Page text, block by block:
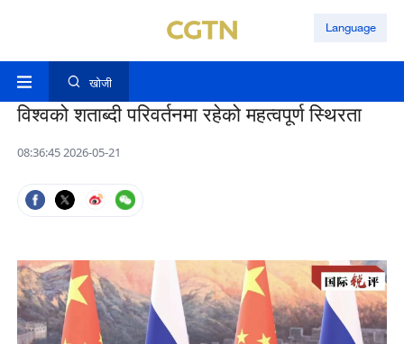
Language
खोजी
विश्वको शताब्दी परिवर्तनमा रहेको महत्वपूर्ण स्थिरता
08:36:45 2026-05-21